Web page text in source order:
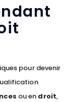
pour devenir
ou en droit,